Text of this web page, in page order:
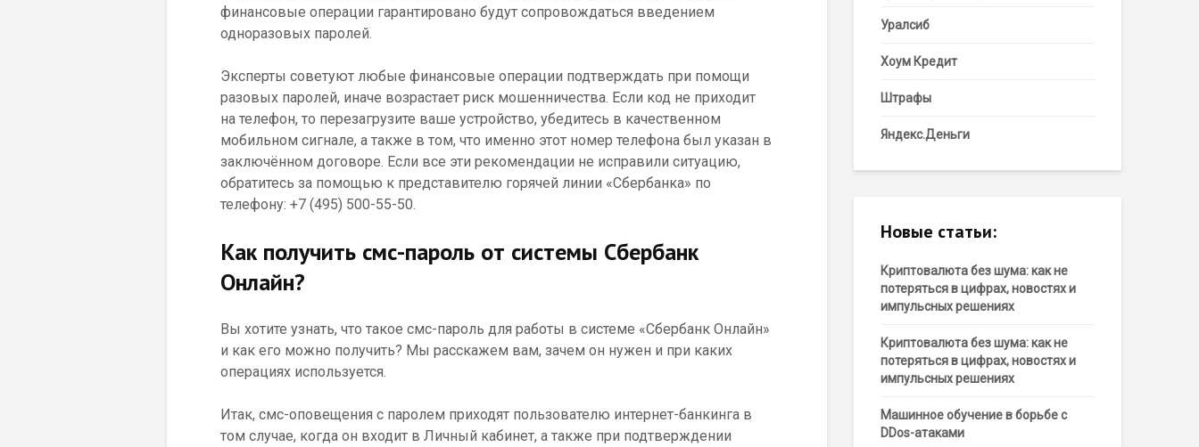
финансовые операции гарантировано будут сопровождаться введением
одноразовых паролей.
Эксперты советуют любые финансовые операции подтверждать при помощи
разовых паролей, иначе возрастает риск мошенничества. Если код не приходит
на телефон, то перезагрузите ваше устройство, убедитесь в качественном
мобильном сигнале, а также в том, что именно этот номер телефона был указан в
заключённом договоре. Если все эти рекомендации не исправили ситуацию,
обратитесь за помощью к представителю горячей линии «Сбербанка» по
телефону: +7 (495) 500-55-50.
Как получить смс-пароль от системы Сбербанк
Онлайн?
Вы хотите узнать, что такое смс-пароль для работы в системе «Сбербанк Онлайн»
и как его можно получить? Мы расскажем вам, зачем он нужен и при каких
операциях используется.
Итак, смс-оповещения с паролем приходят пользователю интернет-банкинга в
том случае, когда он входит в Личный кабинет, а также при подтверждении
Уралсиб
Хоум Кредит
Штрафы
Яндекс.Деньги
Новые статьи:
Криптовалюта без шума: как не
потеряться в цифрах, новостях и
импульсных решениях
Криптовалюта без шума: как не
потеряться в цифрах, новостях и
импульсных решениях
Машинное обучение в борьбе с
DDos-атаками